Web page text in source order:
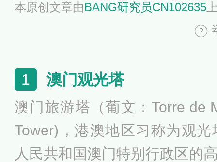
本原创文章由BANG研究员CN102635
1 澳门观光塔
澳门旅游塔（葡文：Torre de
Tower)，港澳地区习称为观
人民共和国澳门特别行政区的